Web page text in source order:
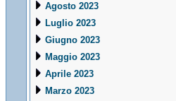
Agosto 2023
Luglio 2023
Giugno 2023
Maggio 2023
Aprile 2023
Marzo 2023